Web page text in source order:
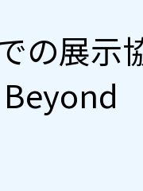
の展示